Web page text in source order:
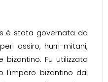
è stata governata da
assiro, hurri-mitani,
Fu utilizzata
l'impero bizantino dal